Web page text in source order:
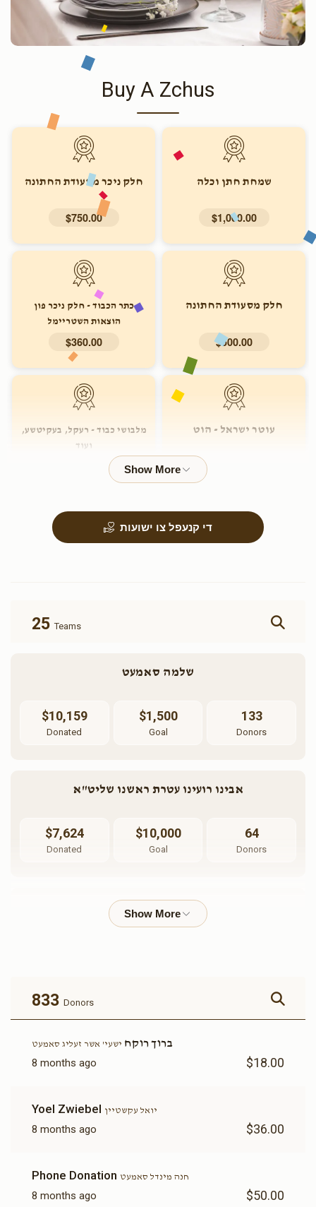
Buy A Zchus
שמחת חתן וכלה
$1,000.00
חלק ניכר מסעודת החתונה
$750.00
חלק מסעודת החתונה
$500.00
כתר הכבוד - חלק ניכר פון
הוצאות השטריימל
$360.00
עוטר ישראל - הוט
מלבושי כבוד - רעקל, בעקיטשע,
ועוד
$50.00
די קנעפל צו ישועות
25Teams
שלמה סאמעט
$10,159
Donated
$1,500
Goal
133
Donors
אבינו רועינו עטרת ראשנו שליט"א
$7,624
Donated
$10,000
Goal
64
Donors
יואל עקשטיין
אם המלכות תליט"א
$3,246 23
$3,185
Donated
$1,500
Donors
833 Donors
ברוך רוקח ישעי' אשר זעליג סאמעט
8 months ago $18.00
Yoel Zwiebel יואל עקשטיין
8 months ago $36.00
Phone Donation חנה מינדל סאמעט
8 months ago $50.00